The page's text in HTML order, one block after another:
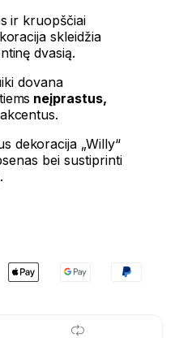
ir kruopščiai
skleidžia
dvasią.
dovana
neįprastus,
dekoracija „Willy“
bei sustiprinti